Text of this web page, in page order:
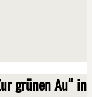
grünen Au“ in